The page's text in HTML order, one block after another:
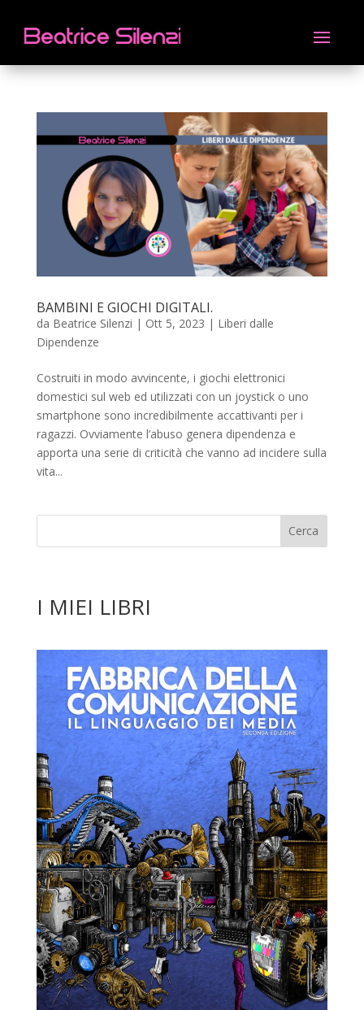
BAMBINI E GIOCHI DIGITALI.
da Beatrice Silenzi | Ott 5, 2023 | Liberi dalle
Dipendenze
Costruiti in modo avvincente, i giochi elettronici
domestici sul web ed utilizzati con un joystick o uno
smartphone sono incredibilmente accattivanti per i
ragazzi. Ovviamente l’abuso genera dipendenza e
apporta una serie di criticità che vanno ad incidere sulla
vita...
I MIEI LIBRI